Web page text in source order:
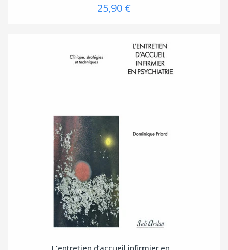
25,90 €
L’entretien d’accueil infirmier en...